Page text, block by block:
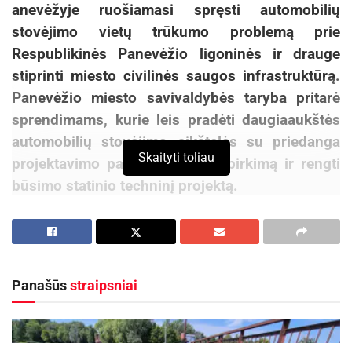
anevėžyje ruošiamasi spręsti automobilių
stovėjimo vietų trūkumo problemą prie
Respublikinės Panevėžio ligoninės ir drauge
stiprinti miesto civilinės saugos infrastruktūrą.
Panevėžio miesto savivaldybės taryba pritarė
sprendimams, kurie leis pradėti daugiaaukštės
automobilių stovėjimo aikštelės su priedanga
projektavimo paslaugų viešąjį pirkimą ir rengti
būsimo statinio techninį projektą.
„Ligoninė yra vieta, kur žmonės atvyksta
ieškodami pagalbos, todėl papildomi rūpesčiai
kasdienybės dalimi. Šis projektas svarbus tuo,
susisiekimo sąlygas prie gydymo įstaigos ir
Skaityti toliau
Panašūsstraipsniai